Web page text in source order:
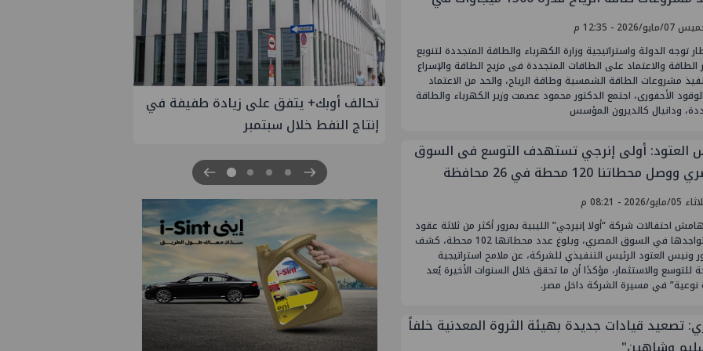
والغردقة مايو/2026 - 12:35 م
توجه الدولة واستراتيجية وزارة الكهرباء والطاقة المتجددة لتنويع
الطاقة والاعتماد على الطاقات المتجددة فى مزيج الطاقة والإسراع
مشروعات الطاقة الشمسية وطاقة الرياح، والحد من الاعتماد
الأحفورى، اجتمع الدكتور محمود عصمت وزير الكهرباء والطاقة
ودانيال كالديرون المؤسس
العتود: أولى إنرجي تستهدف التوسع فى السوق
محطاتنا 120 محطة في 26 محافظة
2026 - 08:21 م
احتفالات شركة “أولا إنيرجي” الليبية بمرور أكثر من ثلاثة عقود
على تواجدها في السوق المصري، وبلوغ عدد محطاتها 102 محطة، كشف
ونيس العتود الرئيس التنفيذي للشركة، عن ملامح استراتيجية
للتوسع والاستثمار، مؤكدًا أن ما تحقق خلال السنوات الأخيرة يُعد
نوعية” في مسيرة الشركة داخل مصر.
تصعيد قيادات جديدة بهيئة الثروة المعدنية خلفاً
تحالف أوبك+ يتفق على زيادة طفيفة في
إسدال الستار على النسخة الثانية من
"منتدى مصر للطاقة والصناعة 2026" بنجاح